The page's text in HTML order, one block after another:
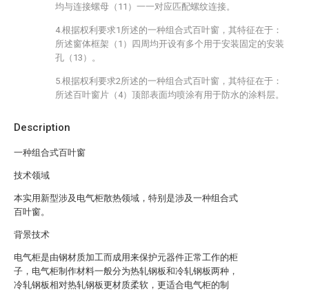
Description
一种组合式百叶窗
技术领域
本实用新型涉及电气柜散热领域，特别是涉及一种组合式
百叶窗。
背景技术
电气柜是由钢材质加工而成用来保护元器件正常工作的柜
子，电气柜制作材料一般分为热轧钢板和冷轧钢板两种，
冷轧钢板相对热轧钢板更材质柔软，更适合电气柜的制
均与连接螺母（11）一一对应匹配螺纹连接。
4.根据权利要求1所述的一种组合式百叶窗，其特征在于：
所述窗体框架（1）四周均开设有多个用于安装固定的安装
孔（13）。
5.根据权利要求2所述的一种组合式百叶窗，其特征在于：
所述百叶窗片（4）顶部表面均喷涂有用于防水的涂料层。